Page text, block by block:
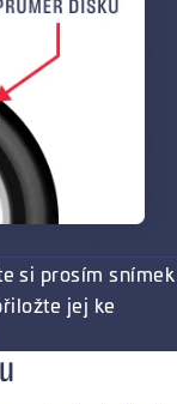
si prosím snímek
jej ke